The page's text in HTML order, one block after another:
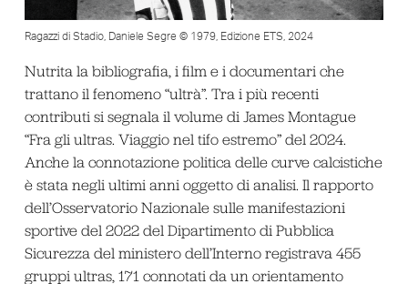
Ragazzi di Stadio, Daniele Segre © 1979, Edizione ETS, 2024
Nutrita la bibliografia, i film e i documentari che
trattano il fenomeno “ultrà”. Tra i più recenti
contributi si segnala il volume di James Montague
“Fra gli ultras. Viaggio nel tifo estremo” del 2024.
Anche la connotazione politica delle curve calcistiche
è stata negli ultimi anni oggetto di analisi. Il rapporto
dell’Osservatorio Nazionale sulle manifestazioni
sportive del 2022 del Dipartimento di Pubblica
Sicurezza del ministero dell’Interno registrava 455
gruppi ultras, 171 connotati da un orientamento